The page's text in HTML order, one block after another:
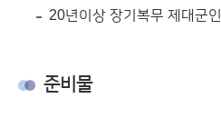
20년이상 장기복무 제대군인
준비물